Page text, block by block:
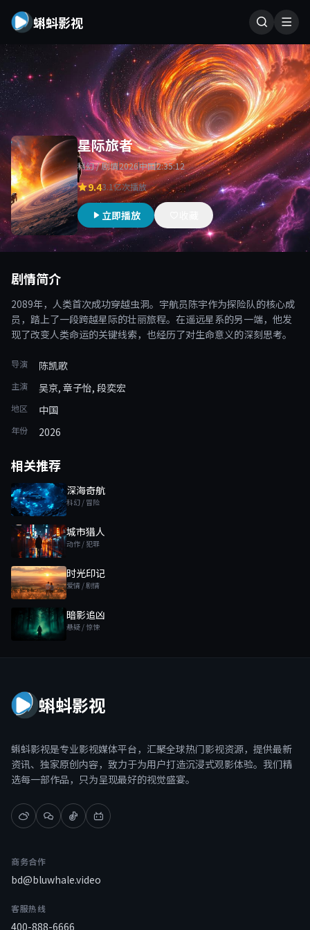
蝌蚪影视
星际旅者
科幻 / 剧情2026中国2:35:12
9.43.1亿次播放
立即播放
剧情简介
2089年，人类首次成功穿越虫洞。宇航员陈宇作为探险队的核心成
员，踏上了一段跨越星际的壮丽旅程。在遥远星系的另一端，他发
现了改变人类命运的关键线索，也经历了对生命意义的深刻思考。
导演 陈凯歌
主演 吴京, 章子怡, 段奕宏
地区 中国
年份 2026
相关推荐
深海奇航
科幻 / 冒险
城市猎人
动作 / 犯罪
时光印记
爱情 / 剧情
暗影追凶
悬疑 / 惊悚
蝌蚪影视
蝌蚪影视是专业影视媒体平台，汇聚全球热门影视资源，提供最新
资讯、独家原创内容，致力于为用户打造沉浸式观影体验。我们精
选每一部作品，只为呈现最好的视觉盛宴。
商务合作
bd@bluwhale.video
客服热线
400-888-6666